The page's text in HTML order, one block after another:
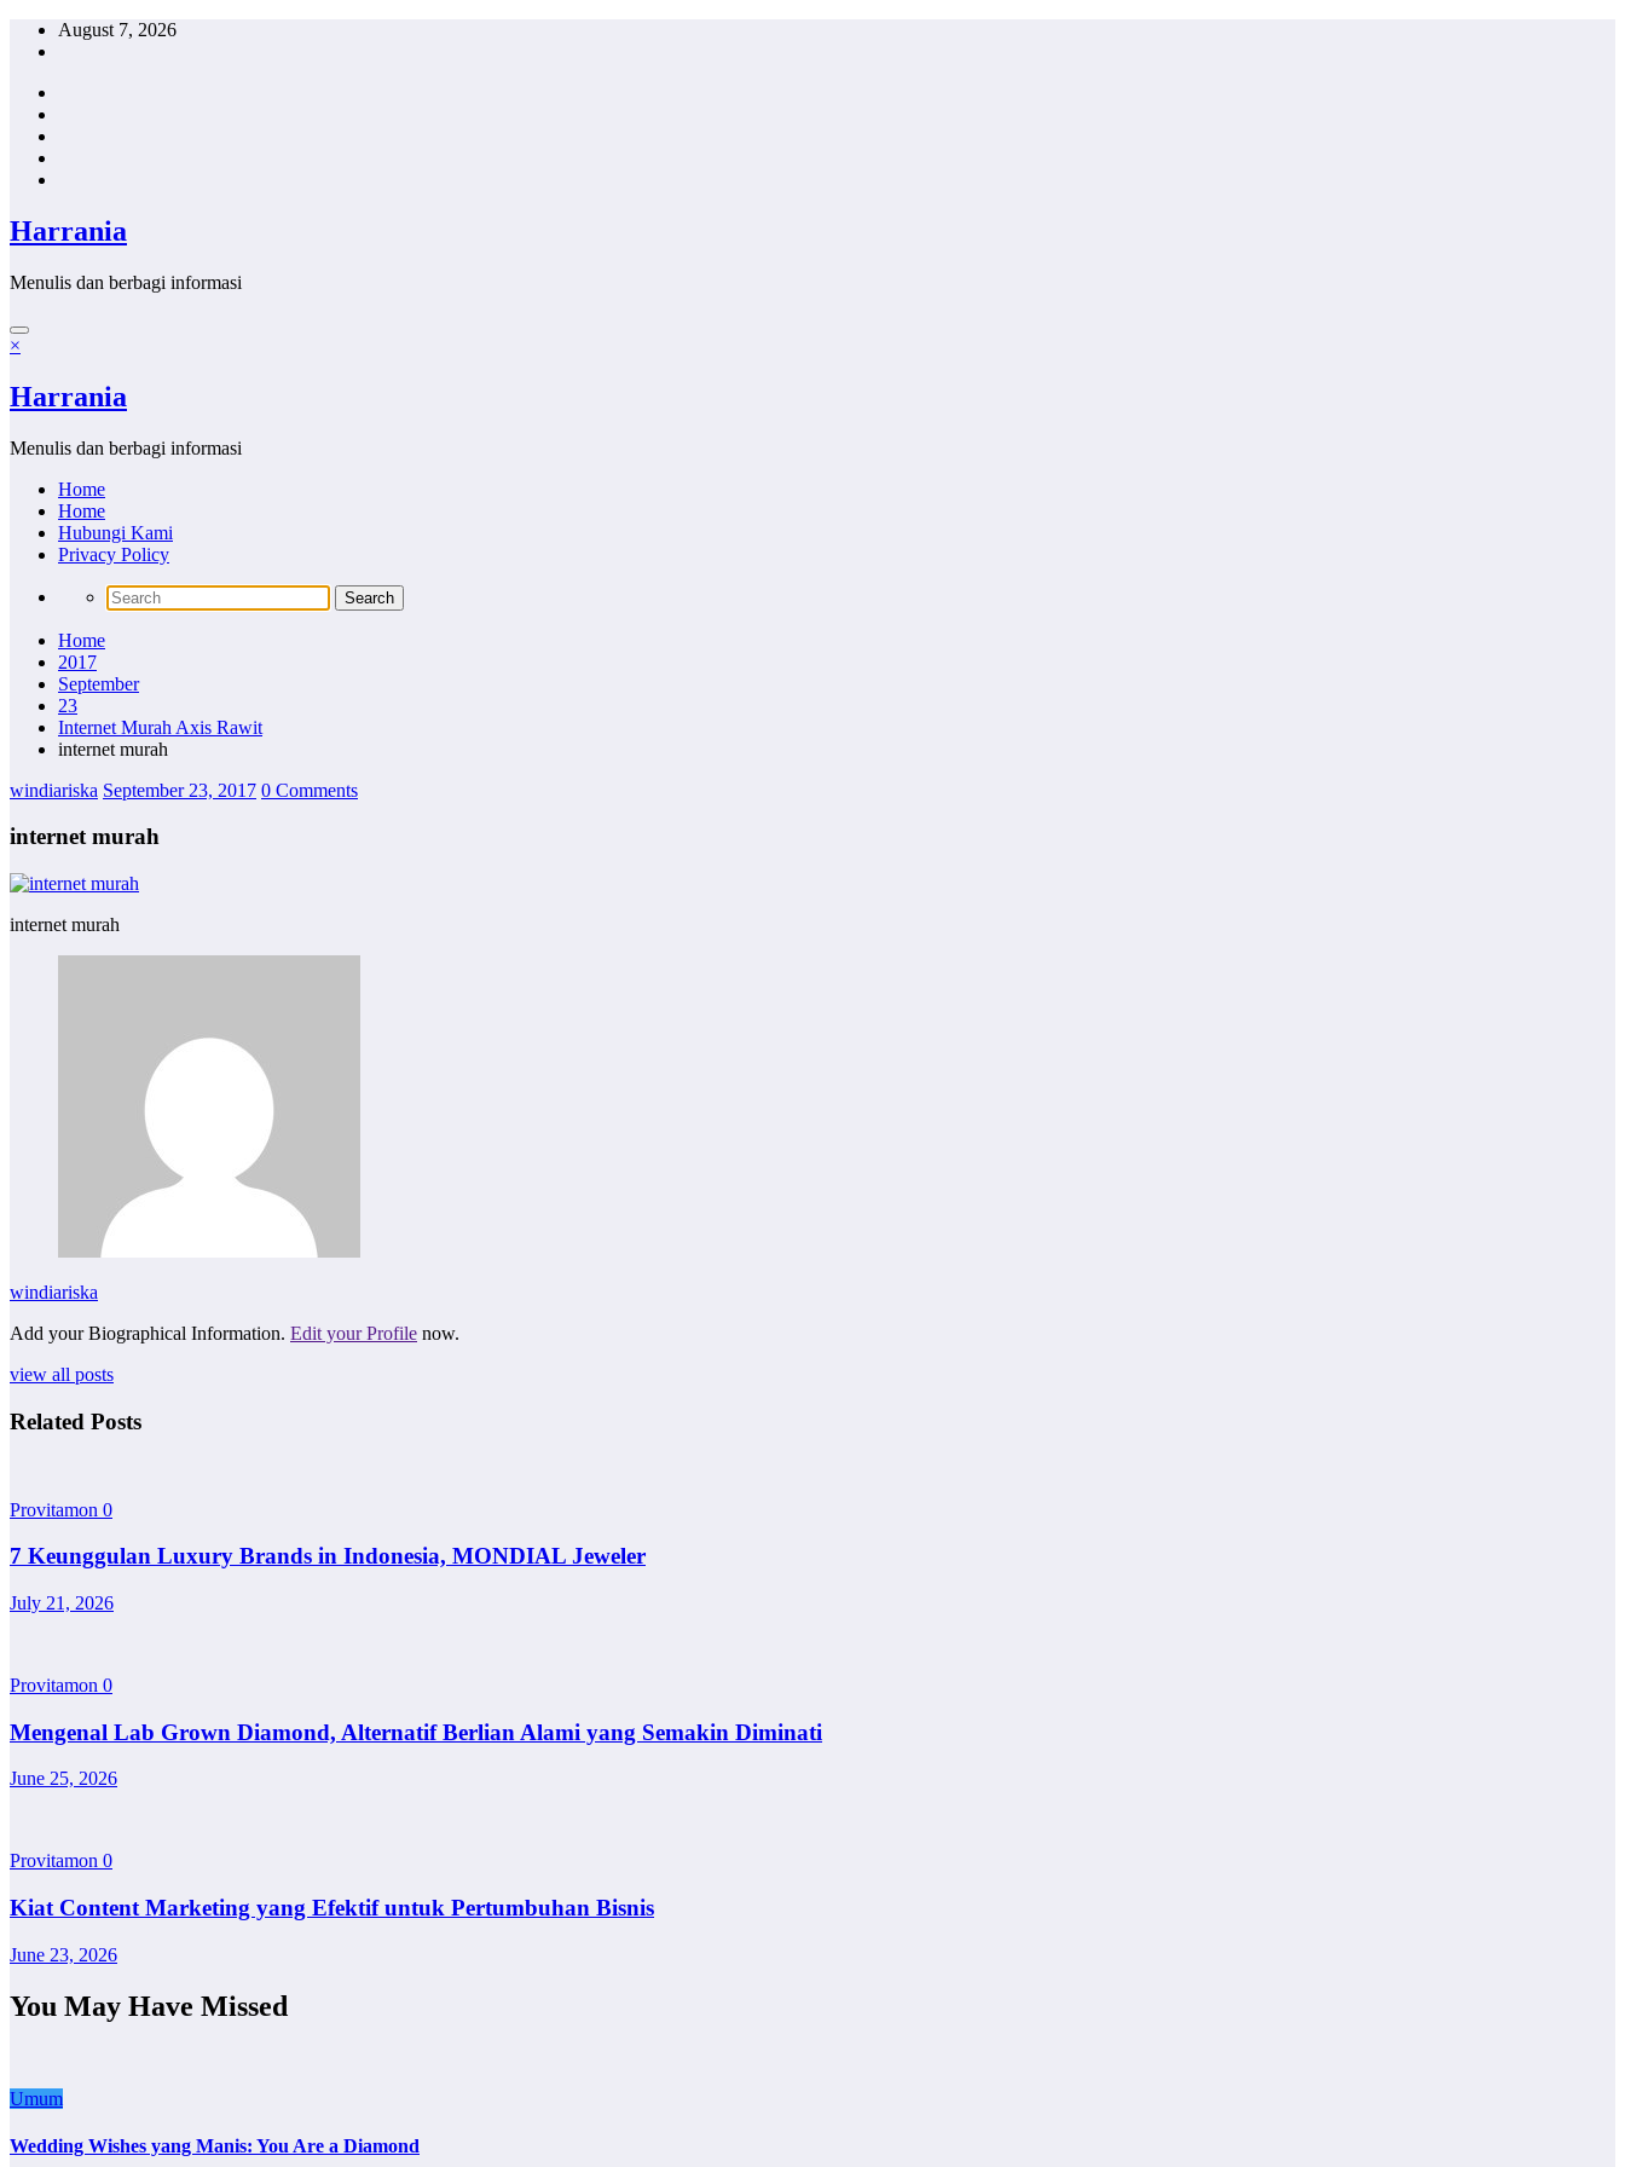
Skip
August 7, 2026
Harrania
Menulis dan berbagi informasi
×
Harrania
Menulis dan berbagi informasi
Home
Home
Hubungi Kami
Privacy Policy
Home
2017
September
23
Internet Murah Axis Rawit
internet murah
windiariska September 23, 2017 0 Comments
internet murah
internet murah
windiariska
Add your Biographical Information. Edit your Profile now.
view all posts
Related Posts
Provitamon 0
7 Keunggulan Luxury Brands in Indonesia, MONDIAL Jeweler
July 21, 2026
Provitamon 0
Mengenal Lab Grown Diamond, Alternatif Berlian Alami yang Semakin Diminati
June 25, 2026
Provitamon 0
Kiat Content Marketing yang Efektif untuk Pertumbuhan Bisnis
June 23, 2026
You May Have Missed
Umum
Wedding Wishes yang Manis: You Are a Diamond